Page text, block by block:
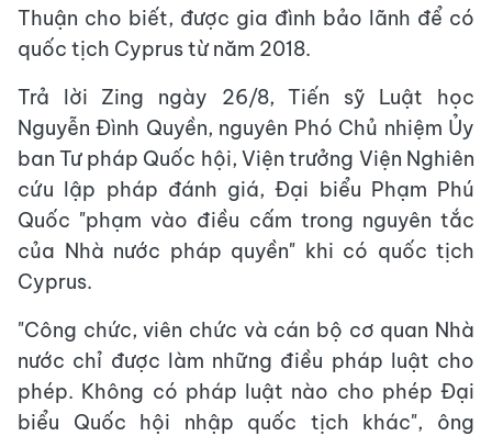
Thuận cho biết, được gia đình bảo lãnh để có
quốc tịch Cyprus từ năm 2018.
Trả lời Zing ngày 26/8, Tiến sỹ Luật học
Nguyễn Đình Quyền, nguyên Phó Chủ nhiệm Ủy
ban Tư pháp Quốc hội, Viện trưởng Viện Nghiên
cứu lập pháp đánh giá, Đại biểu Phạm Phú
Quốc "phạm vào điều cấm trong nguyên tắc
của Nhà nước pháp quyền" khi có quốc tịch
Cyprus.
"Công chức, viên chức và cán bộ cơ quan Nhà
nước chỉ được làm những điều pháp luật cho
phép. Không có pháp luật nào cho phép Đại
biểu Quốc hội nhập quốc tịch khác", ông